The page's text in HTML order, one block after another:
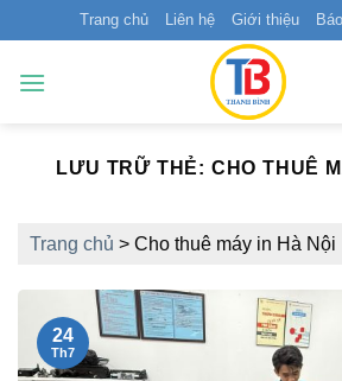
qua
nội
Trang chủ Liên hệ Giới thiệu
LƯU TRỮ THẺ: CHO THUÊ
Trang chủ > Cho thuê máy in Hà Nội
24
Th7